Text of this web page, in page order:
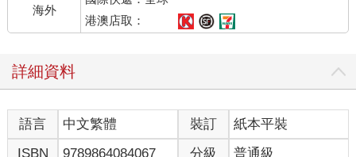
海外
港澳店取：
詳細資料
語言 中文繁體 裝訂
紙本平裝
ISBN
9789864084067 分級 普通級